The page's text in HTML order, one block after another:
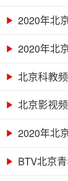
2020年北
2020年北
北京科教
北京影视
2020年北
BTV北京